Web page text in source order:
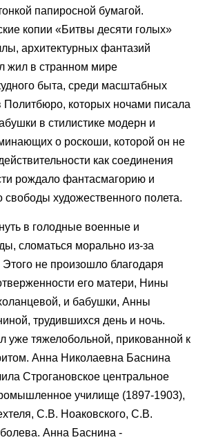
папиросной бумагой.
копии «Битвы десяти голых»
архитектурных фантазий
жил в странном мире
быта, среди масштабных
Политбюро, которых ночами писала
в стилистике модерн и
о роскоши, которой он не
как соединения
рождало фантасмагорию и
художественного полета.
в голодные военные и
сломаться морально из-за
не произошло благодаря
его матери, Нины
и бабушки, Анны
трудившихся день и ночь.
уже тяжелобольной, прикованной к
Анна Николаевна Баснина
Строгановское центральное
училище (1897-1903),
С.В. Ноаковского, С.В.
Анна Баснина -